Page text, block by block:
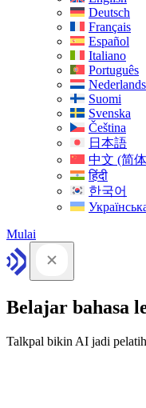
Deutsch
Français
Español
Italiano
Português
Nederlands
Suomi
Svenska
Čeština
日本語
中文 (简
हिंदी
한국어
Mulai
Belajar bahasa
Talkpal bikin AI jadi